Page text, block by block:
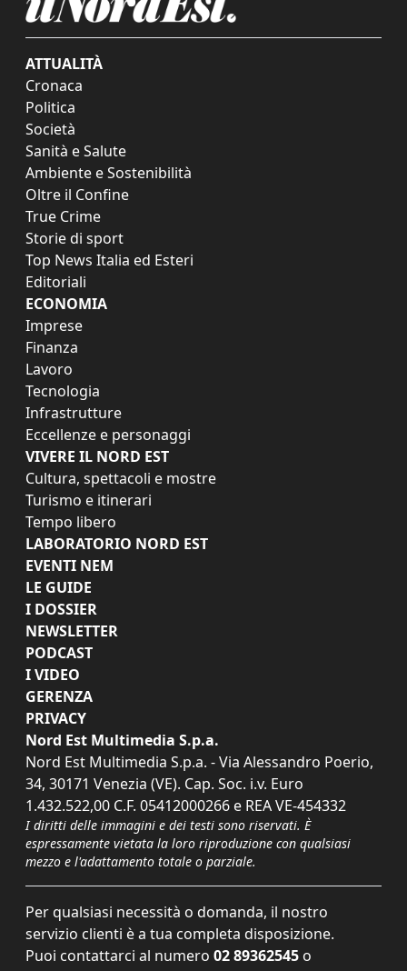
ATTUALITÀ
Cronaca
Politica
Società
Sanità e Salute
Ambiente e Sostenibilità
Oltre il Confine
True Crime
Storie di sport
Top News Italia ed Esteri
Editoriali
ECONOMIA
Imprese
Finanza
Lavoro
Tecnologia
Infrastrutture
Eccellenze e personaggi
VIVERE IL NORD EST
Cultura, spettacoli e mostre
Turismo e itinerari
Tempo libero
LABORATORIO NORD EST
EVENTI NEM
LE GUIDE
I DOSSIER
NEWSLETTER
PODCAST
I VIDEO
GERENZA
PRIVACY
Nord Est Multimedia S.p.a.
Nord Est Multimedia S.p.a. - Via Alessandro Poerio,
34, 30171 Venezia (VE). Cap. Soc. i.v. Euro
1.432.522,00 C.F. 05412000266 e REA VE-454332
I diritti delle immagini e dei testi sono riservati. È
espressamente vietata la loro riproduzione con qualsiasi
mezzo e l'adattamento totale o parziale.
Per qualsiasi necessità o domanda, il nostro
servizio clienti è a tua completa disposizione.
Puoi contattarci al numero 02 89362545 o